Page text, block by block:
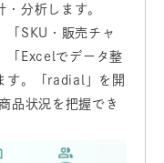
分析します。
「SKU・販売チャ
「Excelでデータ整
す。「radial」を開
品状況を把握でき